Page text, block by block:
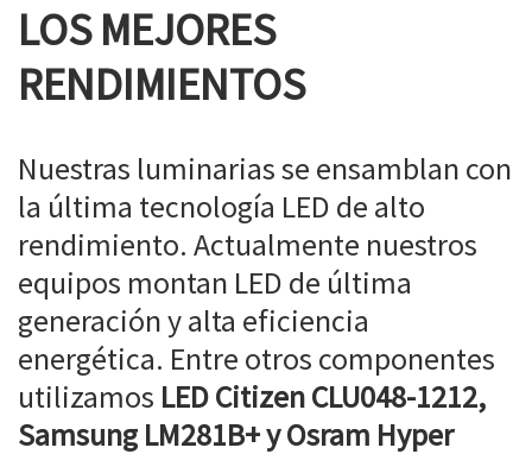
LOS MEJORES
RENDIMIENTOS
Nuestras luminarias se ensamblan con
la última tecnología LED de alto
rendimiento. Actualmente nuestros
equipos montan LED de última
generación y alta eficiencia
energética. Entre otros componentes
utilizamos LED Citizen CLU048-1212,
Samsung LM281B+ y Osram Hyper